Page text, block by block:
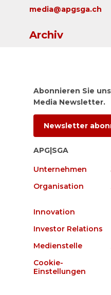
media@apgsga.ch
Archiv
Abonnieren Sie
Media Newsletter.
Newsletter
APG|SGA
Unternehmen
Organisation
Innovation
Investor Relations
Medienstelle
Cookie-
Einstellungen